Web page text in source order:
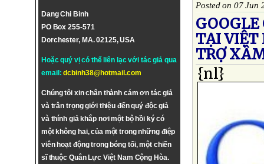
Dang Chi Binh
PO Box 255-571
Dorchester, MA. 02125, USA
Hoặc quý vị có thể liên lạc với tác giả qua
email:dcbinh38@hotmail.com
Chúng tôi xin chân thành cám ơn tác giả
và trân trọng giới thiệu đến quý độc giả
và thính giả khắp nơi một bộ hồi ký có
một không hai, của một trong những điệp
viên hoạt động trong bóng tối, một chiến
sĩ thuộc Quân Lực Việt Nam Cộng Hòa.
Posted on 07 Jun
TẠI VIỆT
TRỢ
{nl}